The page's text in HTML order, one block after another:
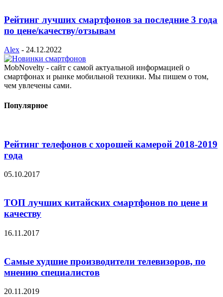
Рейтинг лучших смартфонов за последние 3 года
по цене/качеству/отзывам
Alex - 24.12.2022
MobNovelty - сайт с самой актуальной информацией о
смартфонах и рынке мобильной техники. Мы пишем о том,
чем увлечены сами.
Популярное
Рейтинг телефонов с хорошей камерой 2018-2019
года
05.10.2017
ТОП лучших китайских смартфонов по цене и
качеству
16.11.2017
Самые худшие производители телевизоров, по
мнению специалистов
20.11.2019